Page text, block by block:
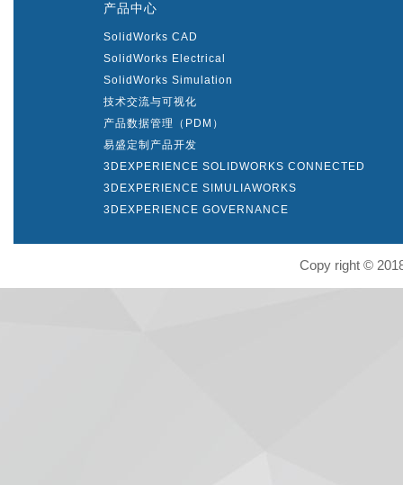
产品中心
SolidWorks CAD
SolidWorks Electrical
SolidWorks Simulation
技术交流与可视化
产品数据管理（PDM）
易盛定制产品开发
3DEXPERIENCE SOLIDWORKS CONNECTED
3DEXPERIENCE SIMULIAWORKS
3DEXPERIENCE GOVERNANCE
Copy right ©